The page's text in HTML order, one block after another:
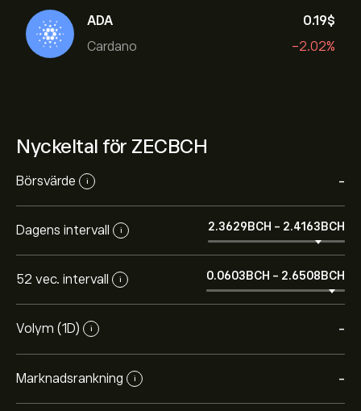
ADA
Cardano
0.19‎$‎
-2.02%
Nyckeltal för ZECBCH
Börsvärde i -
Dagens intervall i 2.3629‎BCH‎ - 2.4163‎BCH‎
52 vec. intervall i 0.0603‎BCH‎ - 2.6508‎BCH‎
Volym (1D) i -
Marknadsrankning i -